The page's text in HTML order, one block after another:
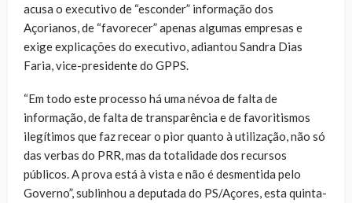
acusa o executivo de “esconder” informação dos
Açorianos, de “favorecer” apenas algumas empresas e
exige explicações do executivo, adiantou Sandra Dias
Faria, vice-presidente do GPPS.
“Em todo este processo há uma névoa de falta de
informação, de falta de transparência e de favoritismos
ilegítimos que faz recear o pior quanto à utilização, não só
das verbas do PRR, mas da totalidade dos recursos
públicos. A prova está à vista e não é desmentida pelo
Governo”, sublinhou a deputada do PS/Açores, esta quinta-